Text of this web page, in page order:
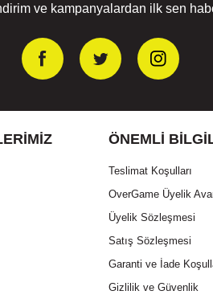
ve kampanyalardan ilk sen
ÖNEMLI
Teslimat Koşulları
OverGame Üyelik
Üyelik Sözleşmesi
Satış Sözleşmesi
Garanti ve İade
Gizlilik ve Güvenlik